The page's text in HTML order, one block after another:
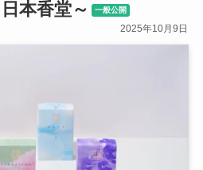
本香堂～
一般公開
2025年10月9日